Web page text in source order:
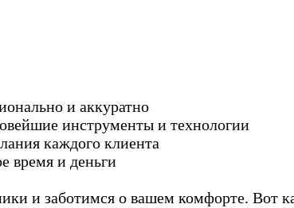
и аккуратно
инструменты и технологии
каждого клиента
время и деньги
и заботимся о вашем комфорте. Вот